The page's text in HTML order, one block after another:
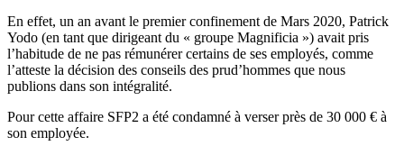
En effet, un an avant le premier confinement de Mars 2020, Patrick
Yodo (en tant que dirigeant du « groupe Magnificia ») avait pris
l’habitude de ne pas rémunérer certains de ses employés, comme
l’atteste la décision des conseils des prud’hommes que nous
publions dans son intégralité.
Pour cette affaire SFP2 a été condamné à verser près de 30 000 € à
son employée.